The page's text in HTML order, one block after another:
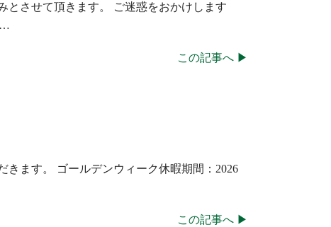
とさせて頂きます。 ご迷惑をおかけします
…
この記事へ ▶
ます。 ゴールデンウィーク休暇期間：2026
この記事へ ▶